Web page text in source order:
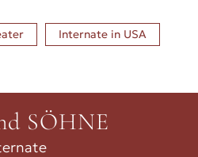
Internate in USA
SÖHNE